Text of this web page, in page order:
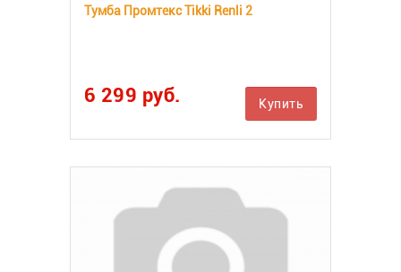
Тумба Промтекс Tikki Renli 2
6 299 руб. Купить